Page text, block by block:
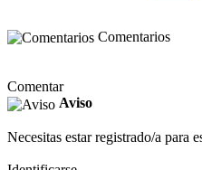
Comentarios
Comentar
Aviso
Necesitas estar registrado/a para